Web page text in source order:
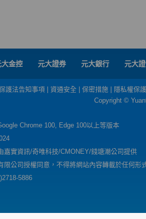
大金控 元大證券 元大銀行 元大
護法告知事項 資通安全 保密措施 隱私權保
Copyright ©
Chrome 100, Edge 100以上等版本
嘉實資訊/奇唯科技/CMONEY/錢塘潮公司提供
限公司授權同意，不得將網站內容轉載於任何形
5886